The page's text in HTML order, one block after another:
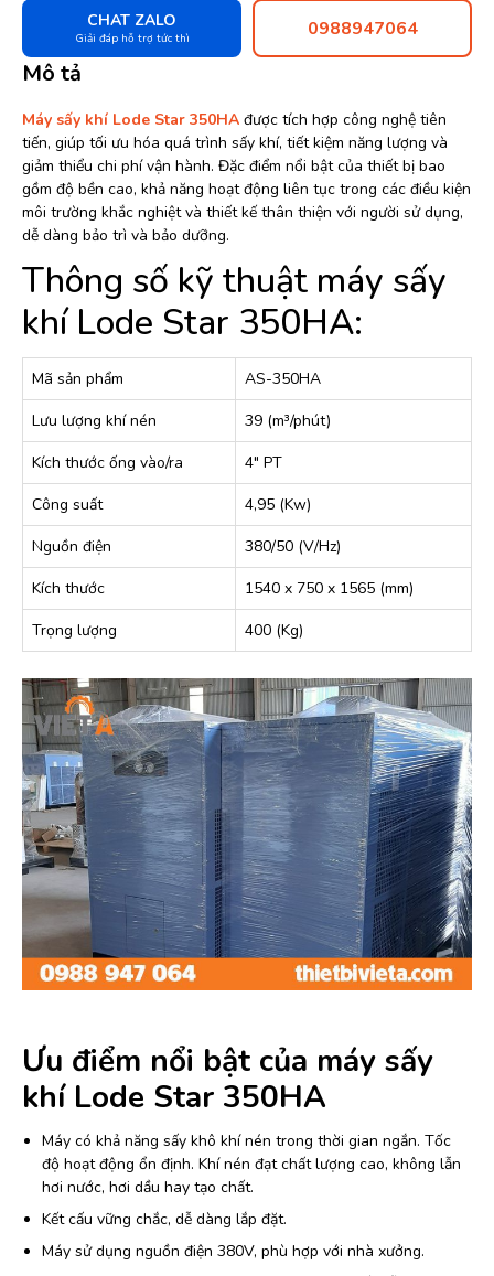
CHAT ZALO
Giải đáp hỗ trợ tức thì 0988947064
Mô tả
Máy sấy khí Lode Star 350HA được tích hợp công nghệ tiên
tiến, giúp tối ưu hóa quá trình sấy khí, tiết kiệm năng lượng và
giảm thiểu chi phí vận hành. Đặc điểm nổi bật của thiết bị bao
gồm độ bền cao, khả năng hoạt động liên tục trong các điều kiện
môi trường khắc nghiệt và thiết kế thân thiện với người sử dụng,
dễ dàng bảo trì và bảo dưỡng.
Thông số kỹ thuật máy sấy
khí Lode Star 350HA:
Mã sản phẩm
AS-350HA
Lưu lượng khí nén
39 (m³/phút)
Kích thước ống vào/ra
4″ PT
Công suất
4,95 (Kw)
Nguồn điện
380/50 (V/Hz)
Kích thước
1540 x 750 x 1565 (mm)
Trọng lượng
400 (Kg)
Ưu điểm nổi bật của máy sấy
khí Lode Star 350HA
Máy có khả năng sấy khô khí nén trong thời gian ngắn. Tốc
độ hoạt động ổn định. Khí nén đạt chất lượng cao, không lẫn
hơi nước, hơi dầu hay tạo chất.
Kết cấu vững chắc, dễ dàng lắp đặt.
Máy sử dụng nguồn điện 380V, phù hợp với nhà xưởng.